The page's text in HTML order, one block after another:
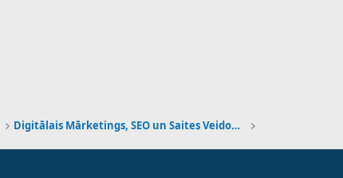
Digitālais Mārketings, SEO un Saites Veidošana